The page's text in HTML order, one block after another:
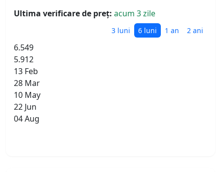
Ultima verificare de preț: acum 3 zile
3 luni 6 luni 1 an 2 ani
6.549
5.912
13 Feb
28 Mar
10 May
22 Jun
04 Aug